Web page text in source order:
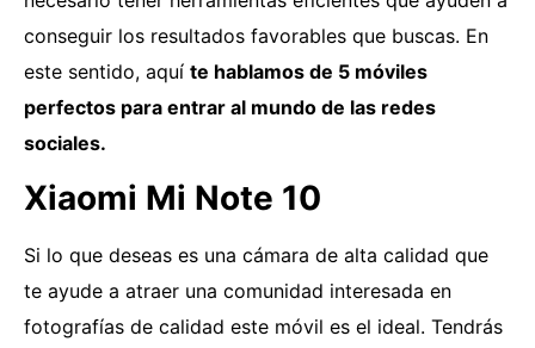
conseguir los resultados favorables que buscas. En
este sentido, aquí te hablamos de 5 móviles
perfectos para entrar al mundo de las redes
sociales.
Xiaomi Mi Note 10
Si lo que deseas es una cámara de alta calidad que
te ayude a atraer una comunidad interesada en
fotografías de calidad este móvil es el ideal. Tendrás